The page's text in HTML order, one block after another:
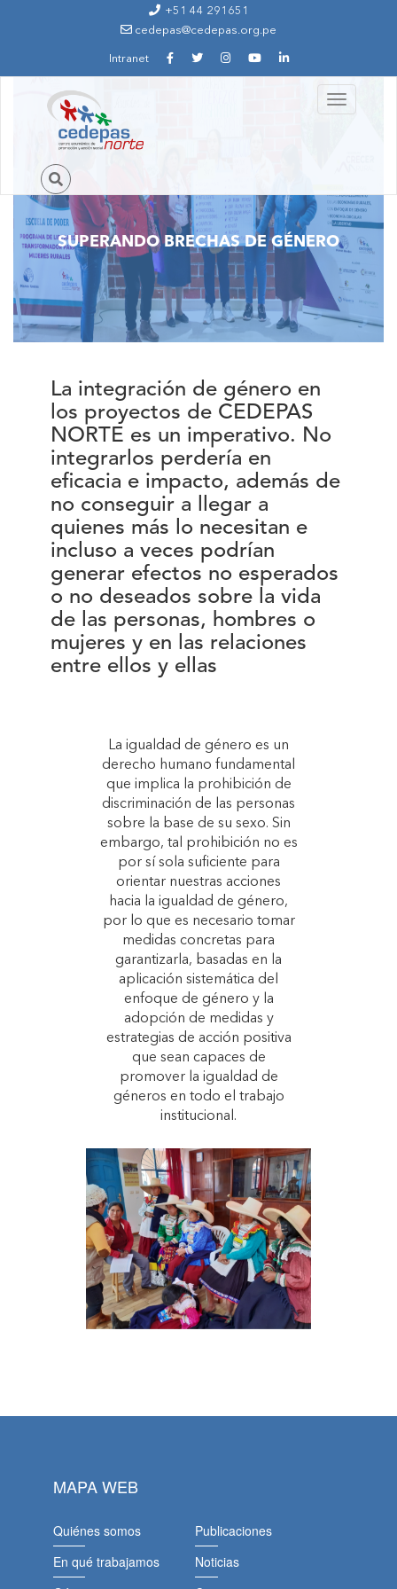
+51 44 291651
cedepas@cedepas.org.pe
Intranet
Toggle
navigation
SUPERANDO BRECHAS DE GÉNERO
La integración de género en
los proyectos de CEDEPAS
NORTE es un imperativo. No
integrarlos perdería en
eficacia e impacto, además de
no conseguir a llegar a
quienes más lo necesitan e
incluso a veces podrían
generar efectos no esperados
o no deseados sobre la vida
de las personas, hombres o
mujeres y en las relaciones
entre ellos y ellas
La igualdad de género es un
derecho humano fundamental
que implica la prohibición de
discriminación de las personas
sobre la base de su sexo. Sin
embargo, tal prohibición no es
por sí sola suficiente para
orientar nuestras acciones
hacia la igualdad de género,
por lo que es necesario tomar
medidas concretas para
garantizarla, basadas en la
aplicación sistemática del
enfoque de género y la
adopción de medidas y
estrategias de acción positiva
que sean capaces de
promover la igualdad de
géneros en todo el trabajo
institucional.
MAPA WEB
Quiénes somos
En qué trabajamos
Publicaciones
Noticias